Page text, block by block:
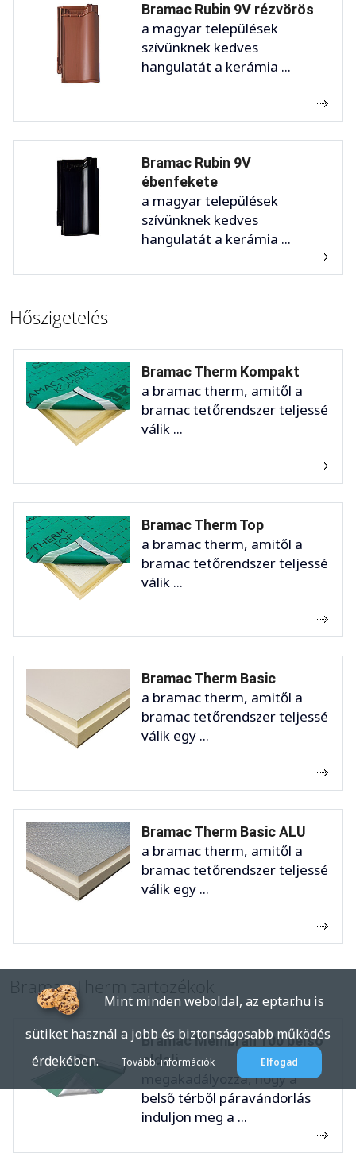
Bramac Rubin 9V rézvörös
a magyar települések
szívünknek kedves
hangulatát a kerámia ...
Bramac Rubin 9V
ébenfekete
a magyar települések
szívünknek kedves
hangulatát a kerámia ...
Hőszigetelés
Bramac Therm Kompakt
a bramac therm, amitől a
bramac tetőrendszer teljessé
válik ...
Bramac Therm Top
a bramac therm, amitől a
bramac tetőrendszer teljessé
válik ...
Bramac Therm Basic
a bramac therm, amitől a
bramac tetőrendszer teljessé
válik egy ...
Bramac Therm Basic ALU
a bramac therm, amitől a
bramac tetőrendszer teljessé
válik egy ...
Bramac Therm tartozékok
Bramac Membran 100 belső
oldali ...
megakadályozza, hogy a
belső térből páravándorlás
induljon meg a ...
Mint minden weboldal, az eptar.hu is
sütiket használ a jobb és biztonságosabb működés
érdekében.
További információk Elfogad